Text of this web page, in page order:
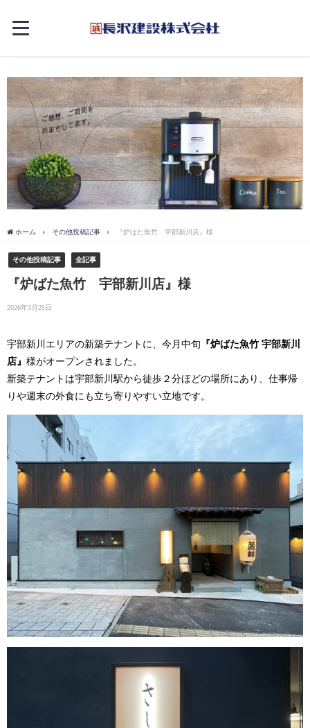
ホーム その他投稿記事 『炉ばた魚竹 宇部新川店』様
その他投稿記事 全記事
『炉ばた魚竹 宇部新川店』様
2026年3月25日
宇部新川エリアの新築テナントに、今月中旬 『炉ばた魚竹 宇部新川
店』 様がオープンされました。
新築テナントは宇部新川駅から徒歩２分ほどの場所にあり、仕事帰
りや週末の外食にも立ち寄りやすい立地です。